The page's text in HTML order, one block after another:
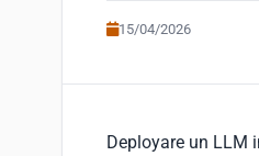
15/04/2026
Deployare un LLM